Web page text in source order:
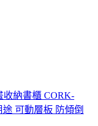
收納書櫃 CORK-
可動層板 防傾倒